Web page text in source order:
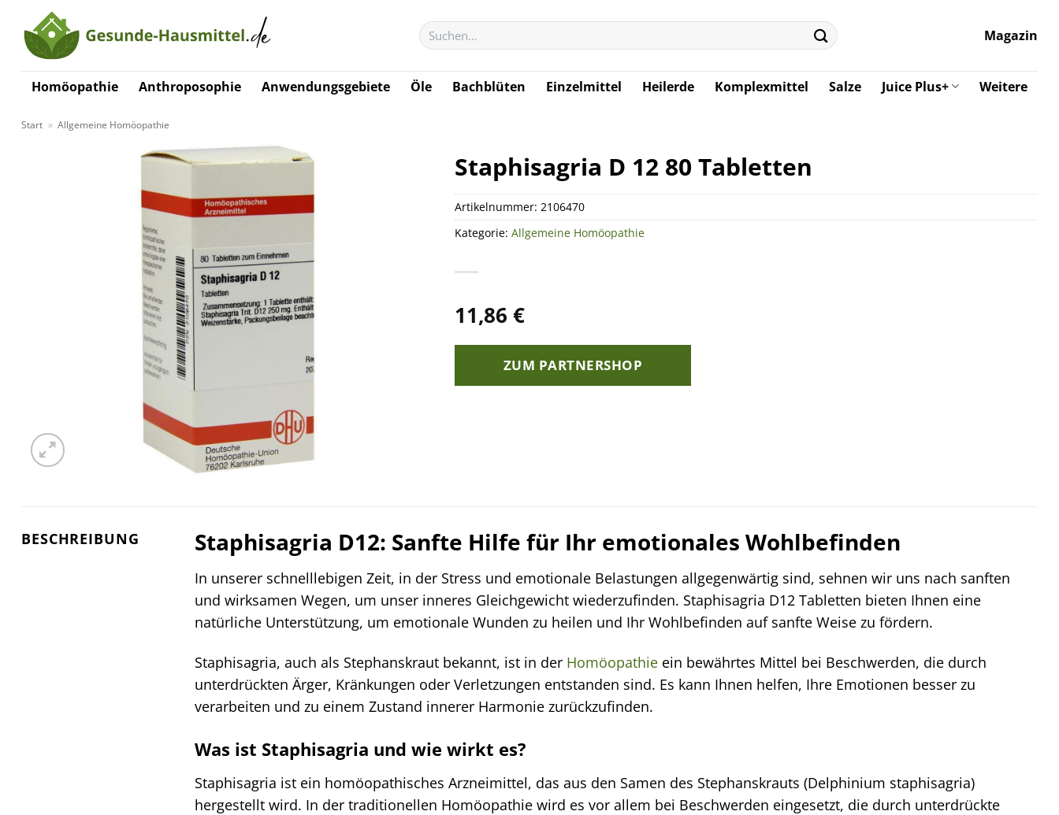
Inhalt
springen
Suchen
nach:
Magazin
Homöopathie Anthroposophie Anwendungsgebiete Öle Bachblüten Einzelmittel Heilerde Komplexmittel Salze Juice Plus+ Weitere
Start » Allgemeine Homöopathie
Staphisagria D 12 80 Tabletten
11,86 €
ZUM PARTNERSHOP
Artikelnummer: 2106470
Kategorie: Allgemeine Homöopathie
BESCHREIBUNG Staphisagria D12: Sanfte Hilfe für Ihr emotionales Wohlbefinden
In unserer schnelllebigen Zeit, in der Stress und emotionale Belastungen allgegenwärtig sind, sehnen wir uns nach sanften
und wirksamen Wegen, um unser inneres Gleichgewicht wiederzufinden. Staphisagria D12 Tabletten bieten Ihnen eine
natürliche Unterstützung, um emotionale Wunden zu heilen und Ihr Wohlbefinden auf sanfte Weise zu fördern.
Staphisagria, auch als Stephanskraut bekannt, ist in der Homöopathie ein bewährtes Mittel bei Beschwerden, die durch
unterdrückten Ärger, Kränkungen oder Verletzungen entstanden sind. Es kann Ihnen helfen, Ihre Emotionen besser zu
verarbeiten und zu einem Zustand innerer Harmonie zurückzufinden.
Was ist Staphisagria und wie wirkt es?
Staphisagria ist ein homöopathisches Arzneimittel, das aus den Samen des Stephanskrauts (Delphinium staphisagria)
hergestellt wird. In der traditionellen Homöopathie wird es vor allem bei Beschwerden eingesetzt, die durch unterdrückte